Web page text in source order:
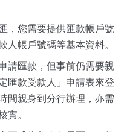
，您需要提供匯款帳戶號
人帳戶號碼等基本資料。
請匯款，但事前仍需要親
匯款受款人」申請表來登
間親身到分行辦理，亦需
實。